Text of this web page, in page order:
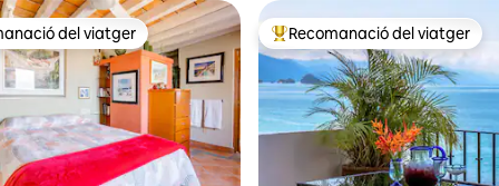
recomanacions dels viatgers
del viatger Principals recomanacions dels
Recomanació del viatger